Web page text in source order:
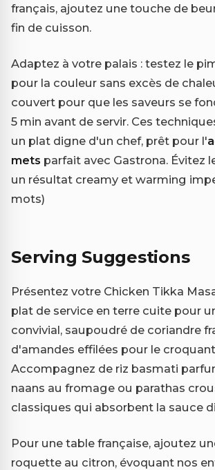
français, ajoutez une touche de
fin de cuisson.
Adaptez à votre palais : testez le
pour la couleur sans excès de
couvert pour que les saveurs se
5 min avant de servir. Ces
un plat digne d'un chef, prêt pour l'
mets parfait avec Gastrona. Évitez
un résultat creamy et warming
mots)
Serving Suggestions
Présentez votre Chicken Tikka
plat de service en terre cuite pour
convivial, saupoudré de coriandre
d'amandes effilées pour le
Accompagnez de riz basmati
naans au fromage ou parathas
classiques qui absorbent la sauce
Pour une table française, ajoutez
roquette au citron, évoquant nos